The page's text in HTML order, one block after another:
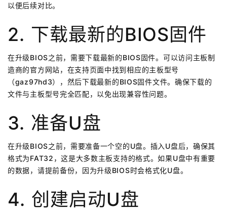
以便后续对比。
2. 下载最新的BIOS固件
在升级BIOS之前，需要下载最新的BIOS固件。可以访问主板制
造商的官方网站，在支持页面中找到相应的主板型号
（gaz97hd3），然后下载最新的BIOS固件文件。确保下载的
文件与主板型号完全匹配，以免出现兼容性问题。
3. 准备U盘
在升级BIOS之前，需要准备一个空的U盘。插入U盘后，确保其
格式为FAT32，这是大多数主板支持的格式。如果U盘中有重要
的数据，请提前备份，因为升级BIOS时会格式化U盘。
4. 创建启动U盘